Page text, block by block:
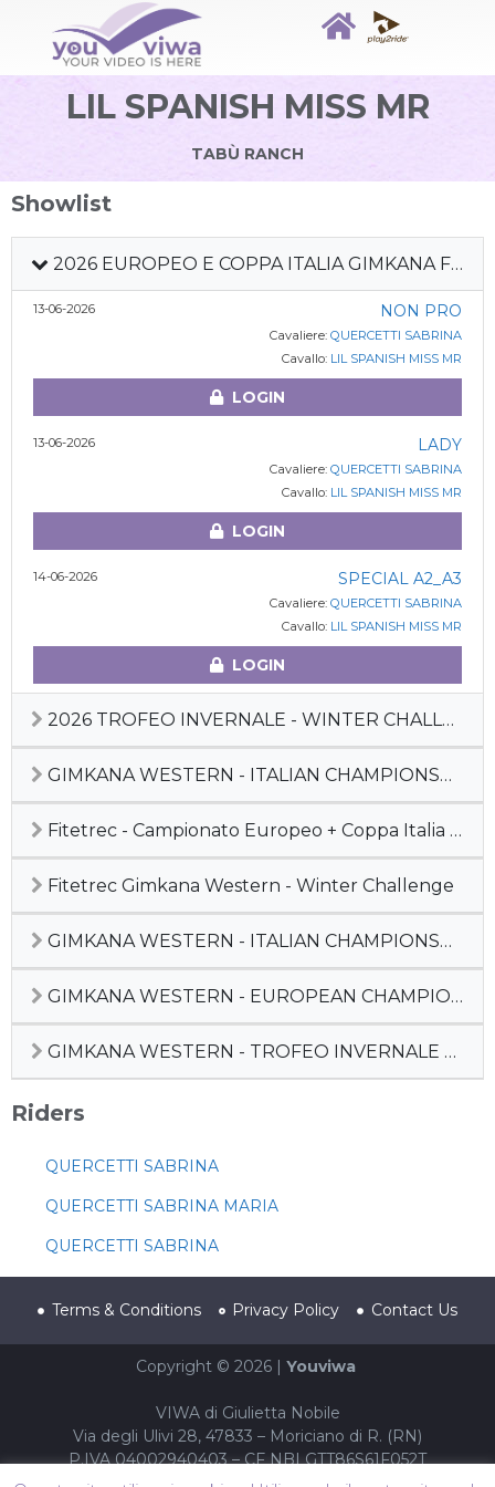
LIL SPANISH MISS MR
TABÙ RANCH
Showlist
2026 EUROPEO E COPPA ITALIA GIMKANA FITETREC
13-06-2026 NON PRO
Cavaliere: QUERCETTI SABRINA
Cavallo: LIL SPANISH MISS MR
LOGIN
13-06-2026 LADY
Cavaliere: QUERCETTI SABRINA
Cavallo: LIL SPANISH MISS MR
LOGIN
14-06-2026 SPECIAL A2_A3
Cavaliere: QUERCETTI SABRINA
Cavallo: LIL SPANISH MISS MR
LOGIN
2026 TROFEO INVERNALE - WINTER CHALLENGE GIMKANA
GIMKANA WESTERN - ITALIAN CHAMPIONSHIP 2025
Fitetrec - Campionato Europeo + Coppa Italia Gimkana Western 2025 + MdL
Fitetrec Gimkana Western - Winter Challenge
GIMKANA WESTERN - ITALIAN CHAMPIONSHIP 2024
GIMKANA WESTERN - EUROPEAN CHAMPIONSHIP 2024
GIMKANA WESTERN - TROFEO INVERNALE WINTER CHALLENGE 2024
Riders
QUERCETTI SABRINA
QUERCETTI SABRINA MARIA
QUERCETTI SABRINA
Terms & Conditions Privacy Policy Contact Us
Copyright © 2026 | Youviwa
VIWA di Giulietta Nobile
Via degli Ulivi 28, 47833 – Moriciano di R. (RN)
P.IVA 04002940403 – CF NBLGTT86S61F052T